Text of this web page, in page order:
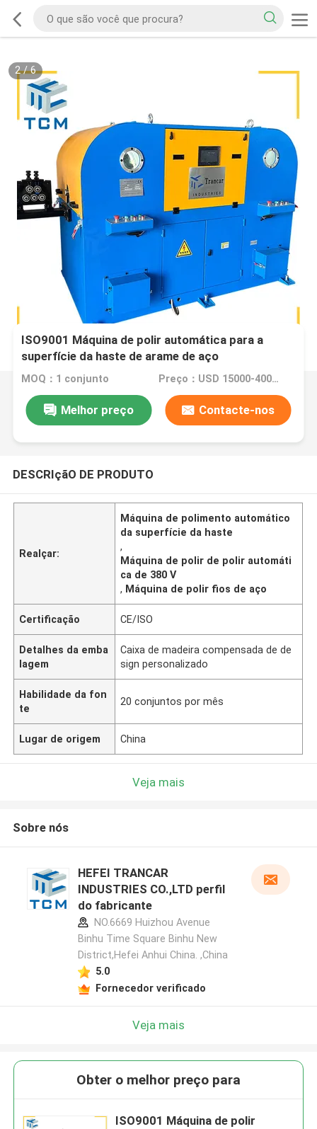
2/6
ISO9001 Máquina de polir automática para a
superfície da haste de arame de aço
MOQ：1 conjunto Preço：USD 15000-40000 Dollar per set
Melhor preço Contacte-nos
DESCRIçãO DE PRODUTO
Realçar:
Máquina de polimento automático
da superfície da haste
,
Máquina de polir de polir automáti
ca de 380 V
, Máquina de polir fios de aço
Certificação CE/ISO
Detalhes da emba
lagem
Caixa de madeira compensada de de
sign personalizado
Habilidade da fon
te
20 conjuntos por mês
Lugar de origem China
Veja mais
Sobre nós
HEFEI TRANCAR
INDUSTRIES CO.,LTD perfil
do fabricante
NO.6669 Huizhou Avenue
Binhu Time Square Binhu New
District,Hefei Anhui China. ,China
5.0
Fornecedor verificado
Veja mais
Obter o melhor preço para
ISO9001 Máquina de polir